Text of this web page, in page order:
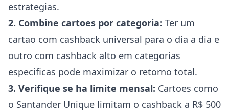
estrategias.
2. Combine cartoes por categoria: Ter um
cartao com cashback universal para o dia a dia e
outro com cashback alto em categorias
especificas pode maximizar o retorno total.
3. Verifique se ha limite mensal: Cartoes como
o Santander Unique limitam o cashback a R$ 500